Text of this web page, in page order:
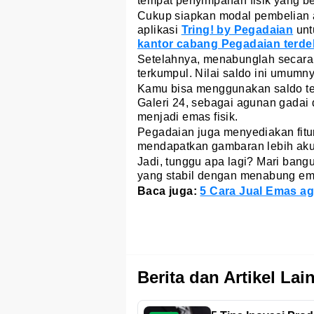
Cukup siapkan modal
aplikasi Tring! by Pegadaian
kantor cabang Pegadaian
Setelahnya, menabunglah
terkumpul. Nilai saldo ini
Kamu bisa menggunakan saldo
Galeri 24, sebagai agunan gadai
menjadi emas fisik.
Pegadaian juga menyediakan
mendapatkan gambaran lebih
Jadi, tunggu apa lagi? Mari
yang stabil dengan menabung
Baca juga:5 Cara Jual Emas
Berita dan Artikel